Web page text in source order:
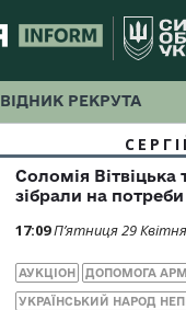
РЕКРУТА
Соломія Вітвіцька
зібрали на
17:09П’ятниця 29
АУКЦІОН ДОПОМОГА
УКРАЇНСЬКИЙ НАРОД